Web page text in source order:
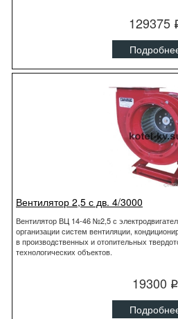
129375
Вентилятор 2,5 с дв. 4/3000
Вентилятор ВЦ 14-46 №2,5 с
организации систем вентиляции,
в производственных и отопительных
технологических объектов.
19300 q